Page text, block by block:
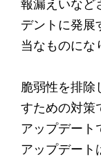
報漏えいなど
デントに発展
当なものにな
脆弱性を排除
すための対策
アップデート
アップデート